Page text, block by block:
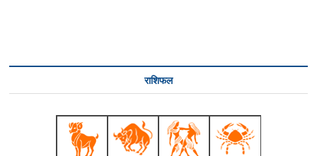
राशिफल